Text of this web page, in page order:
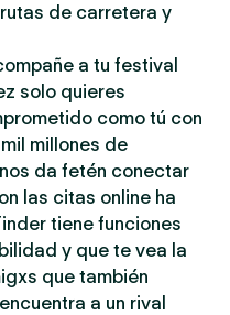
de carretera y
a tu festival
solo quieres
como tú con
millones de
da fetén conectar
las citas online ha
tiene funciones
y que te vea la
que también
a un rival